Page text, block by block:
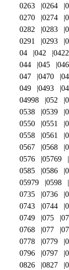
0263 0264
0270
0274
0282
0283
0291
0293
04
042 0422
044
045 046
047
0470
049
0493
04998
052
0538
0539
0550
0551
0558
0561
0567
0568
0576
05769
0585
0586
05979
0598
0735
0736
0743
0744
0749
075
0768
077
0778
0779
0796
0797
0826
0827